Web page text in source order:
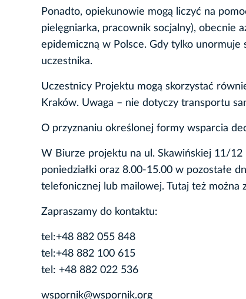
Ponadto, opiekunowie mogą liczyć na
pielęgniarka, pracownik socjalny), obecnie
epidemiczną w Polsce. Gdy tylko unormuje
uczestnika.
Uczestnicy Projektu mogą skorzystać
Kraków. Uwaga – nie dotyczy transportu
O przyznaniu określonej formy wsparcia
W Biurze projektu na ul. Skawińskiej 11/
poniedziałki oraz 8.00-15.00 w pozostałe
telefonicznej lub mailowej. Tutaj też można
Zapraszamy do kontaktu:
tel:+48 882 055 848
tel:+48 882 100 615
tel: +48 882 022 536
wspornik@wspornik.org